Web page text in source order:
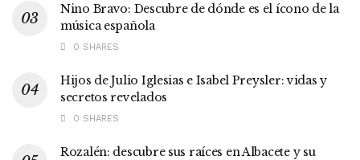
Nino Bravo: Descubre de dónde es el ícono de la
música española
0 SHARES
Hijos de Julio Iglesias e Isabel Preysler: vidas y
secretos revelados
0 SHARES
Rozalén: descubre sus raíces en Albacete y su